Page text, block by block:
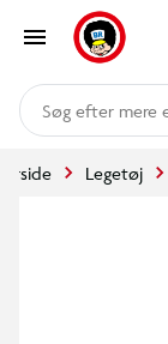
mere
Legetøj